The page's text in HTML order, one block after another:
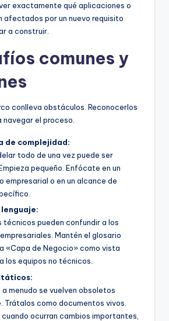
exactamente qué aplicaciones o
afectados por un nuevo requisito
a construir.
comunes y
conlleva obstáculos. Reconocerlos
navegar el proceso.
de complejidad:
todo de una vez puede ser
pequeño. Enfócate en un
empresarial o en un alcance de
técnicos pueden confundir a los
Mantén el glosario
«Capa de Negocio» como vista
los equipos no técnicos.
a menudo se vuelven obsoletos
Trátalos como documentos vivos.
ocurran cambios importantes,